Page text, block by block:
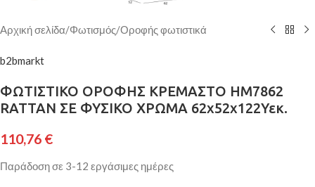
Αρχική σελίδα/Φωτισμός/Οροφής φωτιστικά
b2bmarkt
ΦΩΤΙΣΤΙΚΟ ΟΡΟΦΗΣ ΚΡΕΜΑΣΤΟ HM7862
RATTAN ΣΕ ΦΥΣΙΚΟ ΧΡΩΜΑ 62x52x122Υεκ.
110,76 €
Παράδοση σε 3-12 εργάσιμες ημέρες